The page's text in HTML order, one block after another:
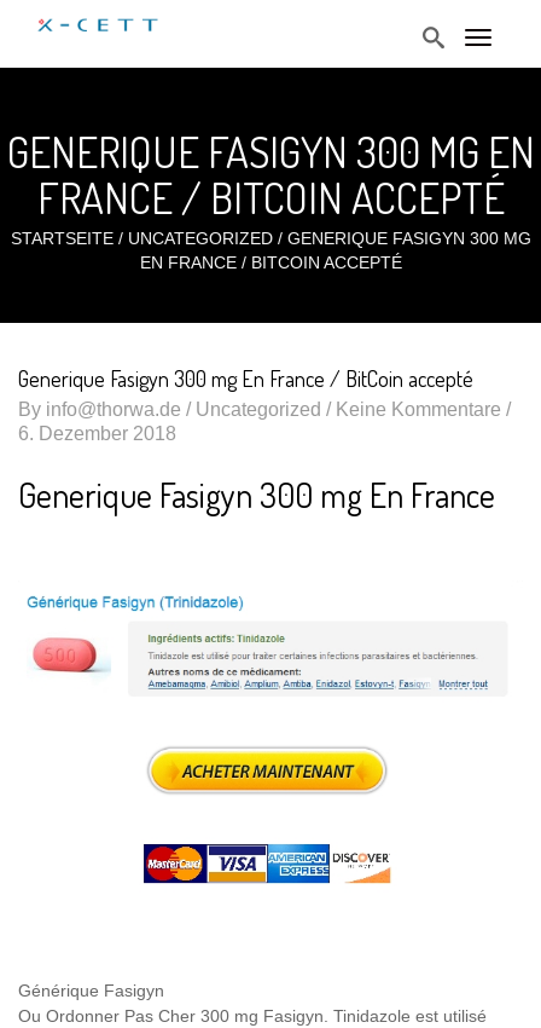
T
n
v
g
a
n
GENERIQUE FASIGYN 300 MG EN
FRANCE / BITCOIN ACCEPTÉ
STARTSEITE/ UNCATEGORIZED/ GENERIQUE FASIGYN 300 MG
EN FRANCE / BITCOIN ACCEPTÉ
Generique Fasigyn 300 mg En France / BitCoin accepté
By info@thorwa.de / Uncategorized / Keine Kommentare /
6. Dezember 2018
Generique Fasigyn 300 mg En France
Générique Fasigyn
Ou Ordonner Pas Cher 300 mg Fasigyn. Tinidazole est utilisé